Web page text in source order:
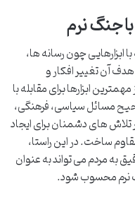
جنگ نرم
چون رسانه ها،
آن تغییر افکار و
ابزارها برای مقابله با
مسائل سیاسی، فرهنگی،
تلاش های دشمنان برای ایجاد
ساخت. در این راستا،
به مردم می تواند به عنوان
نرم محسوب شود.